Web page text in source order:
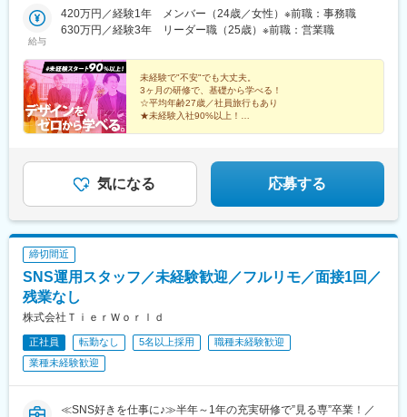
駅、大井町駅、蒲田駅、鶴見駅、赤坂駅(東京都)、目黒駅、原宿
駅、浅草駅、神保町駅、両国駅、明大前駅、千歳烏山駅、調布
駅、池尻大橋駅、用賀駅、溝の口駅、平和島駅、豊洲駅、天王洲
アイル駅、駒込駅、大塚駅前駅、大崎駅、新橋駅、荻窪駅、武蔵
小金井駅、国立駅、東中野駅、新小岩駅、津田沼駅、神楽坂駅、
門前仲町駅、赤坂見附駅、西新宿駅、新宿御苑前駅、築地駅、日
比谷駅、和光市駅、金山駅(愛知県)、千種駅、鶴舞駅、神宮前駅、
駅、桜台駅(東京都)、末広町駅(東京都)、高輪ゲートウェイ駅、西
日暮里駅(舎人ライナー)、近鉄名古屋駅、栄町駅(愛知県)、森下駅
布田駅、府中競馬正門前駅、八王子駅、富士見ケ丘駅、西太子堂
駅、武蔵溝ノ口駅、大森町駅、大塚駅(東京都)、汐留駅、落合駅
(東京都)、四ツ谷駅、新津田沼駅、牛込神楽坂駅、越中島駅、永田
町駅、都庁前駅、新宿三丁目駅、新富町駅(東京都)、平安通駅、車
道駅、熱田駅、東大手駅、新宿西口駅、北参道駅、都電雑司ケ谷
ライナー)、久屋大通駅、東京ディズニーランド・ステーション
駅、蓮沼駅、田原町駅(東京都)、水道橋駅、浅草橋駅、府中本町
給与
420万円／経験1年 メンバー（24歳／女性）※前職：事務職
630万円／経験3年 リーダー職（25歳）※前職：営業職
未経験で"不安"でも大丈夫。
3ヶ月の研修で、基礎から学べる！
☆平均年齢27歳／社員旅行もあり
★未経験入社90%以上！
★有給休暇取得率100％！
気になる 応募する
締切間近
SNS運用スタッフ／未経験歓迎／フルリモ／面接1回／
残業なし
株式会社ＴｉｅｒＷｏｒｌｄ
正社員 転勤なし 5名以上採用
職種未経験歓迎
業種未経験歓迎
≪SNS好きを仕事に♪≫半年～1年の充実研修で”見る専”卒業！／